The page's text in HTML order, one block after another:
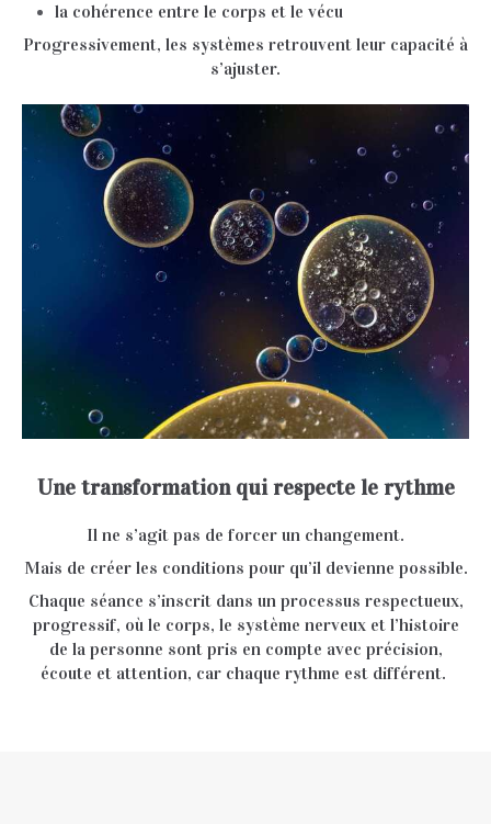
la cohérence entre le corps et le vécu
Progressivement, les systèmes retrouvent leur capacité à
s’ajuster.
Une transformation qui respecte le rythme
Il ne s’agit pas de forcer un changement.
Mais de créer les conditions pour qu’il devienne possible.
Chaque séance s’inscrit dans un processus respectueux,
progressif, où le corps, le système nerveux et l’histoire
de la personne sont pris en compte avec précision,
écoute et attention, car chaque rythme est différent.